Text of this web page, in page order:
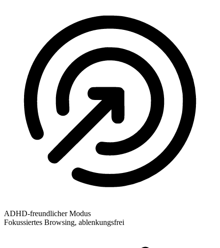
ADHD-freundlicher Modus
Fokussiertes Browsing, ablenkungsfrei